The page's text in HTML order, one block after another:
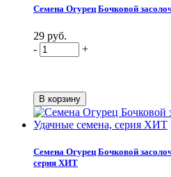
Семена Огурец Бочковой
29 руб.
-
+
Семена Огурец Бочковой
серия ХИТ